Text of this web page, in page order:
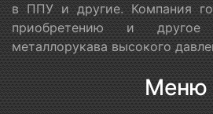
в ППУ и другие. Компания
приобретению и
металлорукава высокого
Меню